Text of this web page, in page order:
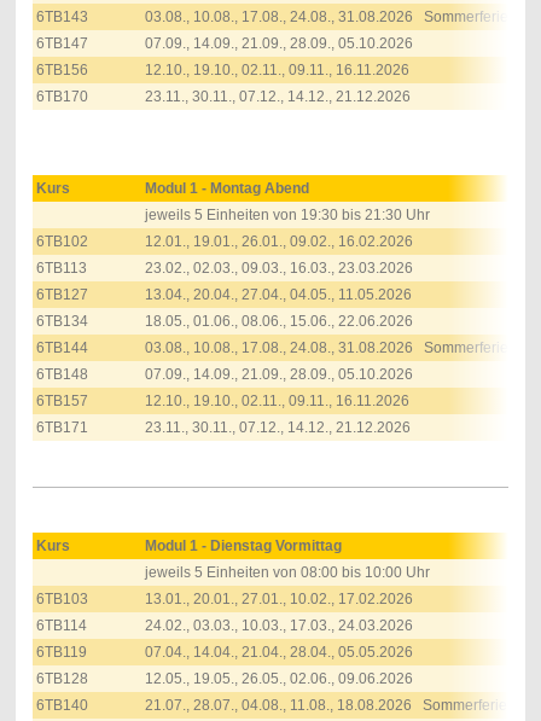
6TB143
03.08., 10.08., 17.08., 24.08., 31.08.2026 Sommerferien
6TB147
07.09., 14.09., 21.09., 28.09., 05.10.2026
6TB156
12.10., 19.10., 02.11., 09.11., 16.11.2026
6TB170
23.11., 30.11., 07.12., 14.12., 21.12.2026
Kurs
Modul 1 - Montag Abend
jeweils 5 Einheiten von 19:30 bis 21:30 Uhr
6TB102
12.01., 19.01., 26.01., 09.02., 16.02.2026
6TB113
23.02., 02.03., 09.03., 16.03., 23.03.2026
6TB127
13.04., 20.04., 27.04., 04.05., 11.05.2026
6TB134
18.05., 01.06., 08.06., 15.06., 22.06.2026
6TB144
03.08., 10.08., 17.08., 24.08., 31.08.2026 Sommerferien
6TB148
07.09., 14.09., 21.09., 28.09., 05.10.2026
6TB157
12.10., 19.10., 02.11., 09.11., 16.11.2026
6TB171
23.11., 30.11., 07.12., 14.12., 21.12.2026
Kurs
Modul 1 - Dienstag Vormittag
jeweils 5 Einheiten von 08:00 bis 10:00 Uhr
6TB103
13.01., 20.01., 27.01., 10.02., 17.02.2026
6TB114
24.02., 03.03., 10.03., 17.03., 24.03.2026
6TB119
07.04., 14.04., 21.04., 28.04., 05.05.2026
6TB128
12.05., 19.05., 26.05., 02.06., 09.06.2026
6TB140
21.07., 28.07., 04.08., 11.08., 18.08.2026 Sommerferien